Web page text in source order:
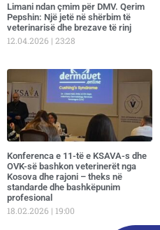
Limani ndan çmim për DMV. Qerim
Pepshin: Një jetë në shërbim të
veterinarisë dhe brezave të rinj
12.04.2026 23:28
Konferenca e 11-të e KSAVA-s dhe
OVK-së bashkon veterinerët nga
Kosova dhe rajoni – theks në
standarde dhe bashkëpunim
profesional
18.02.2026 19:00